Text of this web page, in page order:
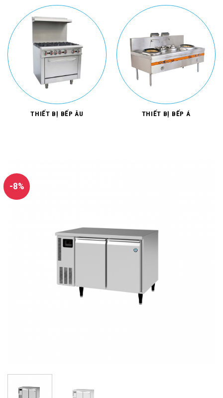
THIẾT BỊ BẾP ÂU THIẾT BỊ BẾP Á
-8%